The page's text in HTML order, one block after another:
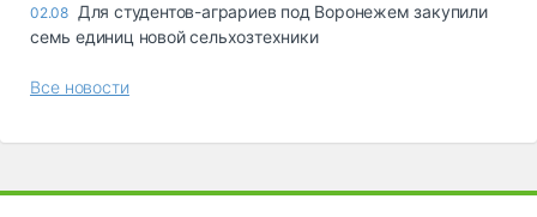
02.08 Для студентов-аграриев под Воронежем закупили
семь единиц новой сельхозтехники
Все новости